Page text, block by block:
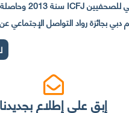
بجائزة رواد التواصل الإجتماعي عن فئة التكنولوجيا سنة 2015 وهو
إبق على إطلاع بجديدنا